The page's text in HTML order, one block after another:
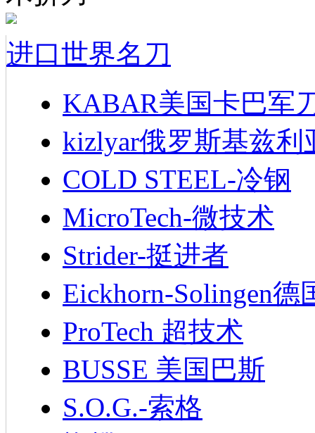
进口世界名刀
KABAR美国卡巴军
kizlyar俄罗斯基兹利
COLD STEEL-冷钢
MicroTech-微技术
Strider-挺进者
Eickhorn-Solingen德
ProTech 超技术
BUSSE 美国巴斯
S.O.G.-索格